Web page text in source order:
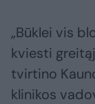
„Būklei vis
kviesti
tvirtino
klinikos